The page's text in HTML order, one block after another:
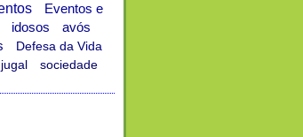
Eventos e
idosos
avós
Defesa da Vida
sociedade